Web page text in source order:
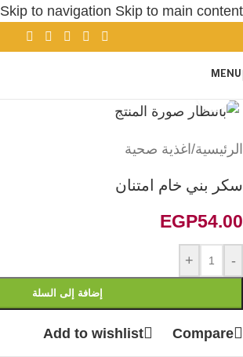
Skip to navigation Skip to main content
MENU
الرئيسية/ اغذية صحية
سكر بني خام امتنان
EGP54.00
-
+
إضافة إلى السلة
Compare
Add to wishlist